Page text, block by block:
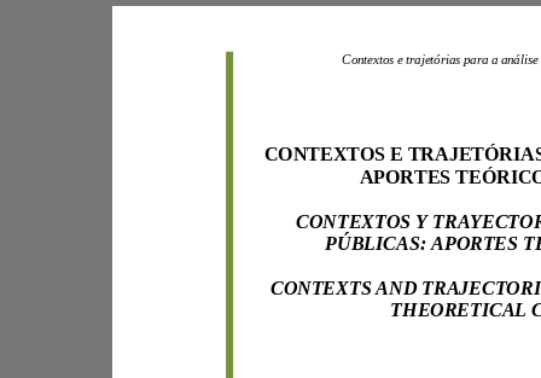
Contextos e trajetó
CONTEX